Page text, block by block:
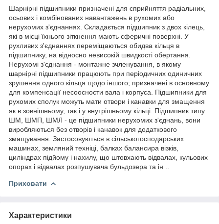
Шарнірні підшипники призначені для сприйняття радіальних,
осьових і комбінованих навантажень в рухомих або
нерухомих з'єднаннях. Складається підшипник з двох кілець,
які в місці їхнього зіткнення мають сферичні поверхні. У
рухливих з'єднаннях переміщаються обидва кільця в
підшипнику, на відносно невисокій швидкості обертання.
Нерухомі з'єднання - монтажне зчленування, в якому
шарнірні підшипники працюють при періодичних одиничних
зрушення одного кільця щодо іншого; призначені в основному
для компенсації несоосности вала і корпуса. Підшипники для
рухомих сполук можуть мати отвори і канавки для змащення
як в зовнішньому, так і у внутрішньому кільці. Підшипник типу
ШМ, ШМП, ШМЛ - це підшипники нерухомих з'єднань, вони
виробляються без отворів і канавок для додаткового
змащування. Застосовуються в сільськогосподарських
машинах, земляний техніці, балках балансира візків,
циліндрах підйому і нахилу, що штовхають відвалах, кульових
опорах і відвалах розпушувача бульдозера та ін ..
Приховати
Характеристики